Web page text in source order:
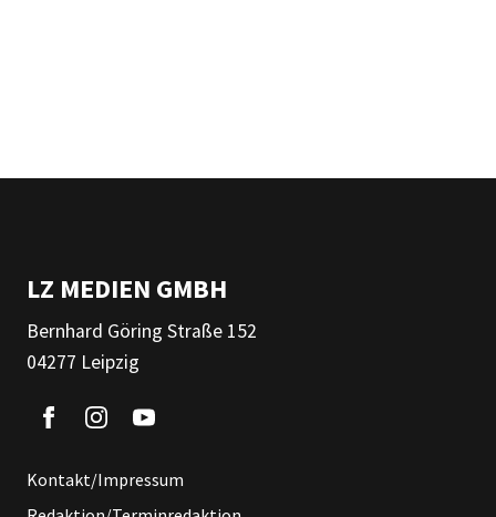
LZ MEDIEN GMBH
Bernhard Göring Straße 152
04277 Leipzig
Kontakt/Impressum